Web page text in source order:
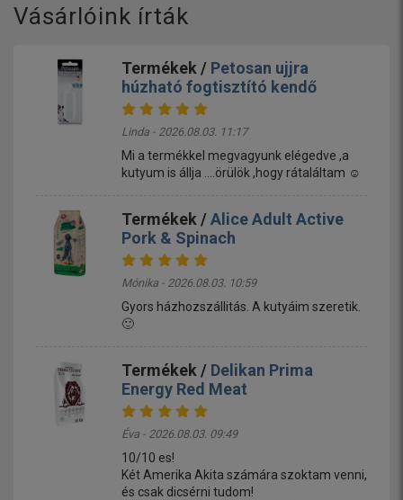
Vásárlóink írták
Termékek / Petosan ujjra
húzható fogtisztító kendő
Linda - 2026.08.03. 11:17
Mi a termékkel megvagyunk elégedve ,a
kutyum is állja ....örülök ,hogy rátaláltam ☺️
Termékek /Alice Adult Active
Pork & Spinach
Mónika - 2026.08.03. 10:59
Gyors házhozszállitás. A kutyáim szeretik.
🙂
Termékek / Delikan Prima
Energy Red Meat
Éva - 2026.08.03. 09:49
10/10 es!
Két Amerika Akita számára szoktam venni,
és csak dicsérni tudom!